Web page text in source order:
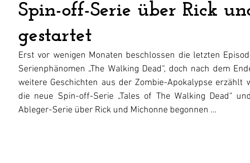
Spin-off-Serie über Rick
gestartet
Erst vor wenigen Monaten beschlossen die letzten
Serienphänomen „The Walking Dead“, doch nach dem
weitere Geschichten aus der Zombie-Apokalypse erzählt
die neue Spin-off-Serie „Tales of The Walking Dead“
Ableger-Serie über Rick und Michonne begonnen …